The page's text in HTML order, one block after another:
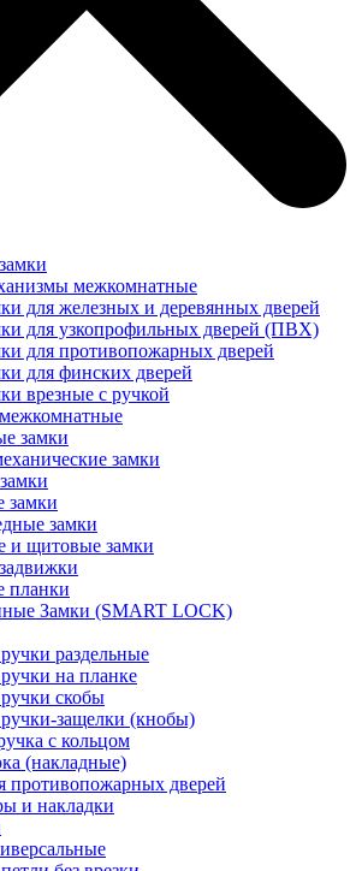
межкомнатные
для железных и деревянных дверей
для узкопрофильных дверей (ПВХ)
для противопожарных дверей
для финских дверей
врезные с ручкой
замки
замки
замки
замки
и щитовые замки
планки
Замки (SMART LOCK)
раздельные
на планке
скобы
защелки (кнобы)
с кольцом
(накладные)
противопожарных дверей
и накладки